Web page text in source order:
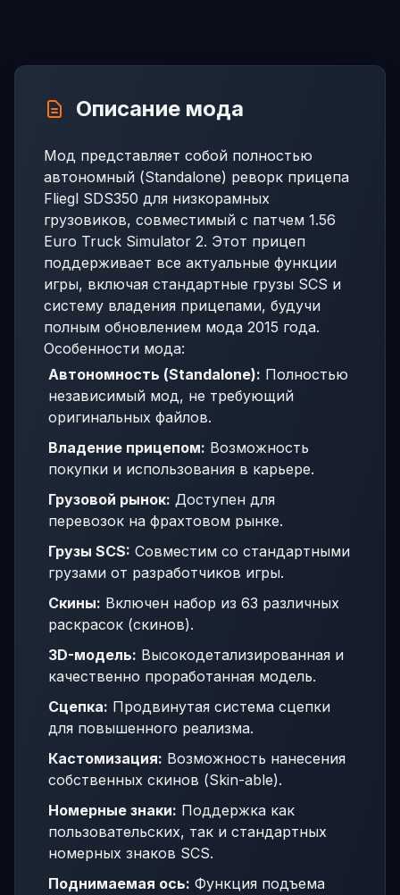
Описание мода
Мод представляет собой полностью
автономный (Standalone) реворк прицепа
Fliegl SDS350 для низкорамных
грузовиков, совместимый с патчем 1.56
Euro Truck Simulator 2. Этот прицеп
поддерживает все актуальные функции
игры, включая стандартные грузы SCS и
систему владения прицепами, будучи
полным обновлением мода 2015 года.
Особенности мода:
Автономность (Standalone): Полностью
независимый мод, не требующий
оригинальных файлов.
Владение прицепом: Возможность
покупки и использования в карьере.
Грузовой рынок: Доступен для
перевозок на фрахтовом рынке.
Грузы SCS: Совместим со стандартными
грузами от разработчиков игры.
Скины: Включен набор из 63 различных
раскрасок (скинов).
3D-модель: Высокодетализированная и
качественно проработанная модель.
Сцепка: Продвинутая система сцепки
для повышенного реализма.
Кастомизация: Возможность нанесения
собственных скинов (Skin-able).
Номерные знаки: Поддержка как
пользовательских, так и стандартных
номерных знаков SCS.
Поднимаемая ось: Функция подъема